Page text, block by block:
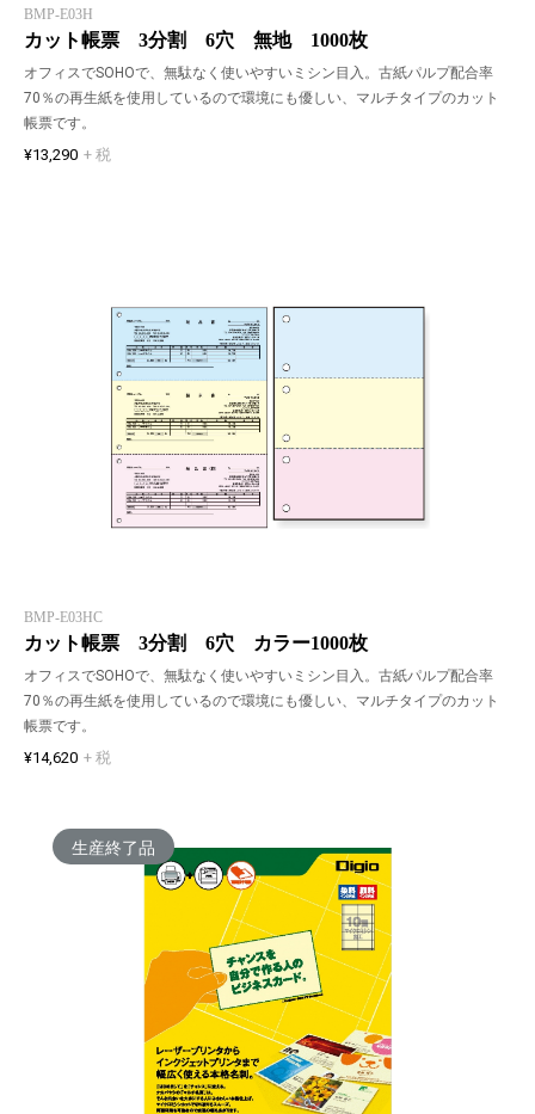
BMP-E03H
カット帳票 3分割 6穴 無地 1000枚
オフィスでSOHOで、無駄なく使いやすいミシン目入。古紙パルプ配合率
70％の再生紙を使用しているので環境にも優しい、マルチタイプのカット
帳票です。
¥13,290 + 税
BMP-E03HC
カット帳票 3分割 6穴 カラー1000枚
オフィスでSOHOで、無駄なく使いやすいミシン目入。古紙パルプ配合率
70％の再生紙を使用しているので環境にも優しい、マルチタイプのカット
帳票です。
¥14,620 + 税
生産終了品